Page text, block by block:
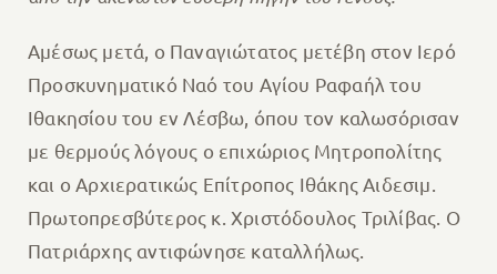
Αμέσως μετά, ο Παναγιώτατος μετέβη στον Ιερό
Προσκυνηματικό Ναό του Αγίου Ραφαήλ του
Ιθακησίου του εν Λέσβω, όπου τον καλωσόρισαν
με θερμούς λόγους ο επιχώριος Μητροπολίτης
και ο Αρχιερατικώς Επίτροπος Ιθάκης Αιδεσιμ.
Πρωτοπρεσβύτερος κ. Χριστόδουλος Τριλίβας. Ο
Πατριάρχης αντιφώνησε καταλλήλως.